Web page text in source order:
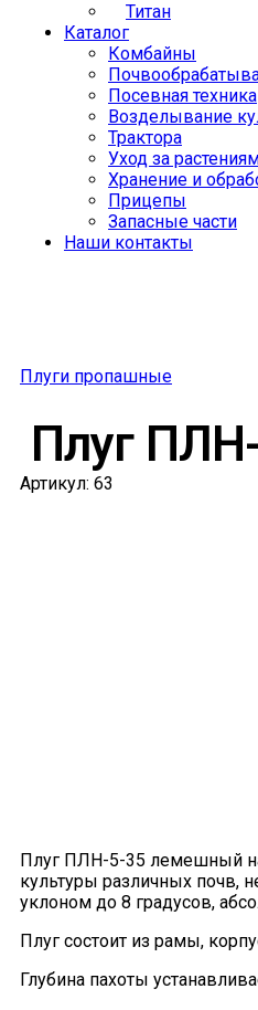
Титан
Каталог
Комбайны
Посевная техника
Возделывание
Трактора
Уход за
Хранение и
Прицепы
Запасные части
Наши контакты
Плуги пропашные
Плуг
Артикул: 63
Плуг ПЛН-5-35 лемешный
культуры различных почв,
уклоном до 8 градусов,
Плуг состоит из рамы,
Глубина пахоты